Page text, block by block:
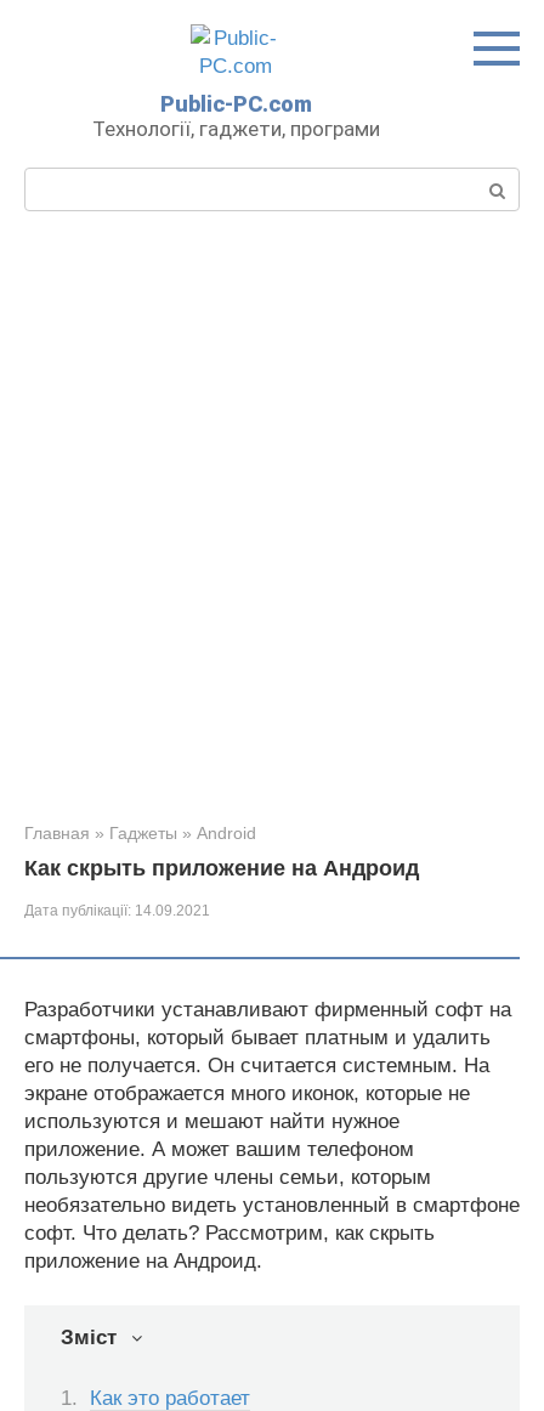
Public-PC.com
Технології, гаджети, програми
Главная » Гаджеты » Android
Как скрыть приложение на Андроид
Дата публікації: 14.09.2021
Разработчики устанавливают фирменный софт на
смартфоны, который бывает платным и удалить
его не получается. Он считается системным. На
экране отображается много иконок, которые не
используются и мешают найти нужное
приложение. А может вашим телефоном
пользуются другие члены семьи, которым
необязательно видеть установленный в смартфоне
софт. Что делать? Рассмотрим, как скрыть
приложение на Андроид.
Зміст
Как это работает